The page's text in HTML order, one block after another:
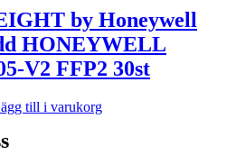
by Honeywell
HONEYWELL
V2 FFP2 30st
till i varukorg